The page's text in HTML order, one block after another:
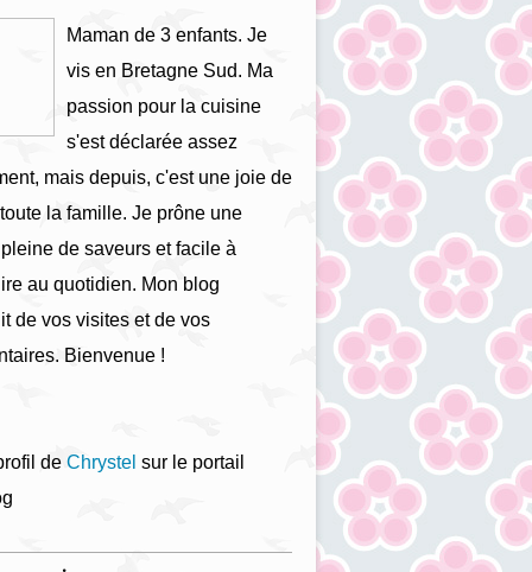
Maman de 3 enfants. Je
vis en Bretagne Sud. Ma
passion pour la cuisine
s'est déclarée assez
mais depuis, c'est une joie de
la famille. Je prône une
de saveurs et facile à
au quotidien. Mon blog
de vos visites et de vos
Bienvenue !
de Chrystel sur le portail